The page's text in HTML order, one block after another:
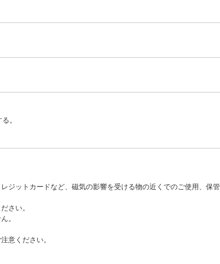
。
ットカードなど、磁気の影響を受ける物の近くでのご使用、保管
さい。
。
意ください。